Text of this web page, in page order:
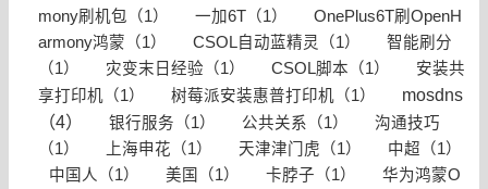
mony刷机包（1）
一加6T（1）
OnePlus6T刷OpenH
armony鸿蒙（1）
CSOL自动蓝精灵（1）
智能刷分
（1）
灾变末日经验（1） CSOL脚本（1）
安装共
享打印机（1）
树莓派安装惠普打印机（1）
mosdns
（4）
银行服务（1） 公共关系（1）
沟通技巧
（1）
上海申花（1） 天津津门虎（1）
中超（1）
中国人（1）
美国（1） 卡脖子（1）
华为鸿蒙O